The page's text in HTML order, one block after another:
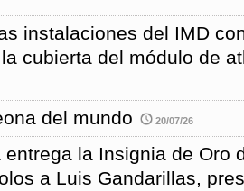
instalaciones del IMD
cubierta del módulo de
del mundo 20/07/26
entrega la Insignia de Oro
a Luis Gandarillas,